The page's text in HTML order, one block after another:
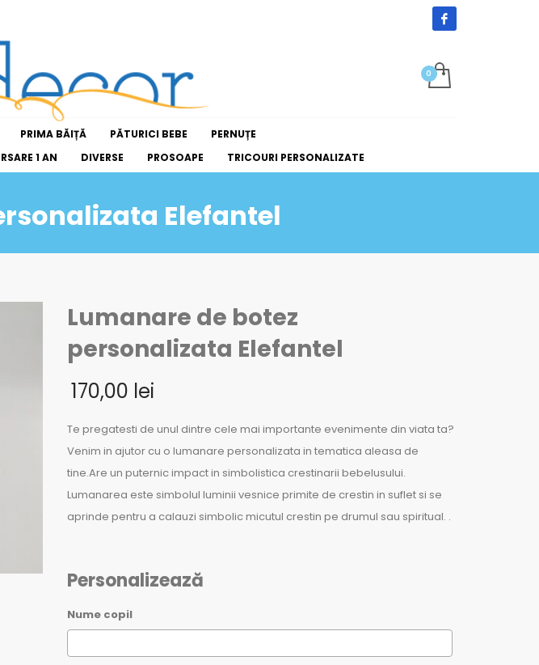
PRIMA BĂIȚĂ PĂTURICI BEBE
PERNUȚE
1 AN DIVERSE PROSOAPE TRICOURI PERSONALIZATE
Elefantel
Lumanare de botez
personalizata Elefantel
170,00 lei
Te pregatesti de unul dintre cele mai importante evenimente din viata ta?
Venim in ajutor cu o lumanare personalizata in tematica aleasa de
tine.Are un puternic impact in simbolistica crestinarii bebelusului.
Lumanarea este simbolul luminii vesnice primite de crestin in suflet si se
aprinde pentru a calauzi simbolic micutul crestin pe drumul sau spiritual. .
Personalizează
Nume copil